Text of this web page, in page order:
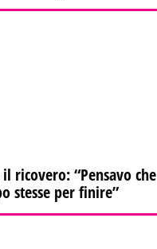
ricovero: “Pensavo che
stesse per finire”